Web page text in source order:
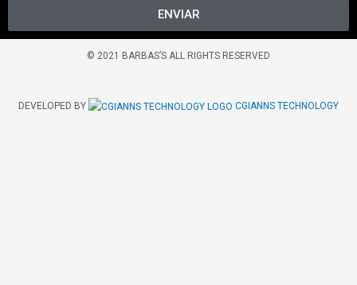
ENVIAR
© 2021 BARBAS’S ALL RIGHTS RESERVED
DEVELOPED BY CGIANNS TECHNOLOGY